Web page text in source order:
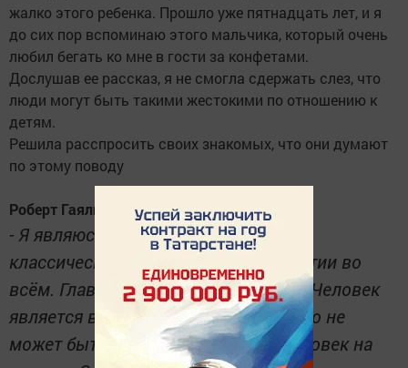
жалко этого ребенка. Прошло уже пятнадцать лет, и я
до сих пор вспоминаю этого мальчика, который очень
любил бегать ко мне в гости за конфетами.
Дослушав ее рассказ, я не смогла сдержать слез, что
люди могут быть такими жестокими по отношению к
детям.
Решила расспросить своих знакомых, что они думают
по этому поводу
Роберт Гаялиев, 21 год, студент КФУ:
- Я являюсь сторонником принципов
классической европейской демократии во
всём. Главенствующий принцип ее - Человек
является высшей ценностью и ничего не
может быть ценнее, чем каждый человек на